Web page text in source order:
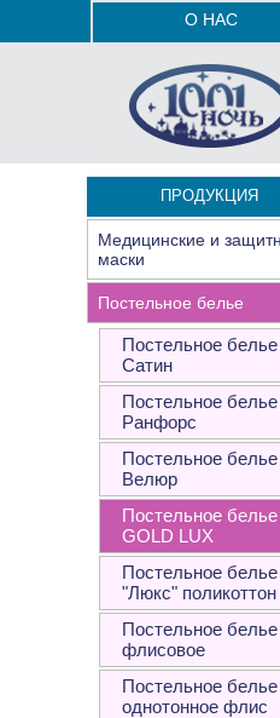
О НАС
ПРОДУКЦИЯ
Медицинские и
маски
Постельное белье
Постельное белье
Сатин
Постельное белье
Ранфорс
Постельное белье
Велюр
Постельное
GOLD LUX
Постельное белье
"Люкс" поликоттон
Постельное белье
флисовое
Постельное белье
однотонное флис